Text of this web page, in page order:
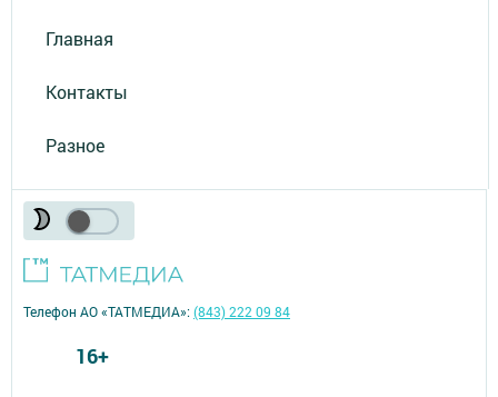
Главная
Контакты
Разное
Телефон АО «ТАТМЕДИА»:(843) 222 09 84
16+